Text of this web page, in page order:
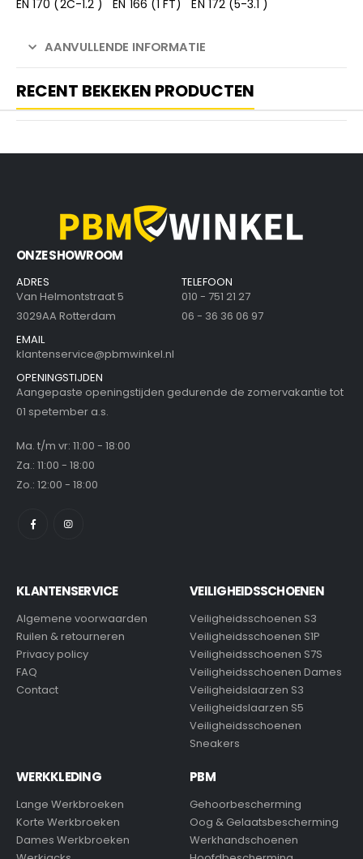
EN 170 (2C-1.2 ) EN 166 (1 FT) EN 172 (5-3.1 )
AANVULLENDE INFORMATIE
RECENT BEKEKEN PRODUCTEN
ONZE SHOWROOM
ADRES
Van Helmontstraat 5
3029AA Rotterdam
TELEFOON
010 - 751 21 27
06 - 36 36 06 97
EMAIL
klantenservice@pbmwinkel.nl
OPENINGSTIJDEN
Aangepaste openingstijden gedurende de zomervakantie tot
01 spetember a.s.
Ma. t/m vr: 11:00 - 18:00
Za.: 11:00 - 18:00
Zo.: 12:00 - 18:00
KLANTENSERVICE
Algemene voorwaarden
Ruilen & retourneren
Privacy policy
FAQ
Contact
VEILIGHEIDSSCHOENEN
Veiligheidsschoenen S3
Veiligheidsschoenen S1P
Veiligheidsschoenen S7S
Veiligheidsschoenen Dames
Veiligheidslaarzen S3
Veiligheidslaarzen S5
Veiligheidsschoenen
Sneakers
WERKKLEDING
Lange Werkbroeken
Korte Werkbroeken
Dames Werkbroeken
PBM
Gehoorbescherming
Oog & Gelaatsbescherming
Werkhandschoenen